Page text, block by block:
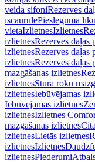
veida sifoniRezerves
īscaurulePieslēguma
vietaIzlietnesIzlietnes
izlietnesRezerves daļas
izlietnesRezerves daļas
izlietnesRezerves daļas
mazgāšanas izlietnes
izlietnesStūra roku
izlietnesIebūvējamas
Iebūvējamas izlietnes
izlietnesIzlietnes
mazgāšanas izlietnes
izlietnesLietās izlietnes
izlietnesIzlietnes
izlietnesPiederumi